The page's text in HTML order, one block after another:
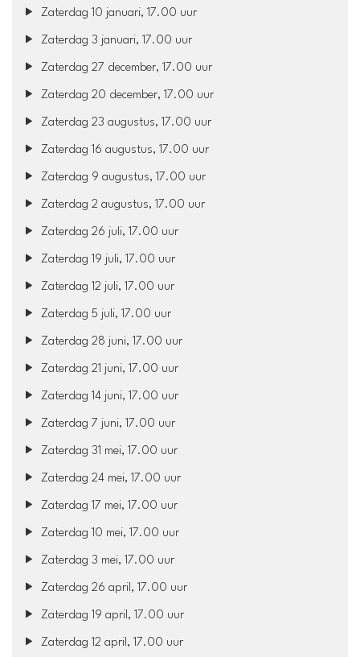
Zaterdag 10 januari, 17.00 uur
Zaterdag 3 januari, 17.00 uur
Zaterdag 27 december, 17.00 uur
Zaterdag 20 december, 17.00 uur
Zaterdag 23 augustus, 17.00 uur
Zaterdag 16 augustus, 17.00 uur
Zaterdag 9 augustus, 17.00 uur
Zaterdag 2 augustus, 17.00 uur
Zaterdag 26 juli, 17.00 uur
Zaterdag 19 juli, 17.00 uur
Zaterdag 12 juli, 17.00 uur
Zaterdag 5 juli, 17.00 uur
Zaterdag 28 juni, 17.00 uur
Zaterdag 21 juni, 17.00 uur
Zaterdag 14 juni, 17.00 uur
Zaterdag 7 juni, 17.00 uur
Zaterdag 31 mei, 17.00 uur
Zaterdag 24 mei, 17.00 uur
Zaterdag 17 mei, 17.00 uur
Zaterdag 10 mei, 17.00 uur
Zaterdag 3 mei, 17.00 uur
Zaterdag 26 april, 17.00 uur
Zaterdag 19 april, 17.00 uur
Zaterdag 12 april, 17.00 uur